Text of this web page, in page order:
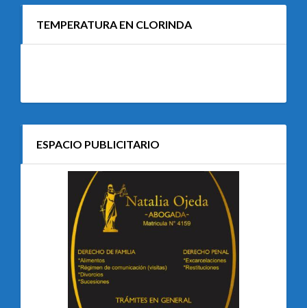
TEMPERATURA EN CLORINDA
ESPACIO PUBLICITARIO